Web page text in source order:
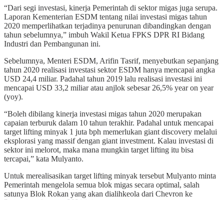
“Dari segi investasi, kinerja Pemerintah di sektor migas juga serupa.
Laporan Kementerian ESDM tentang nilai investasi migas tahun
2020 memperlihatkan terjadinya penurunan dibandingkan dengan
tahun sebelumnya,” imbuh Wakil Ketua FPKS DPR RI Bidang
Industri dan Pembangunan ini.
Sebelumnya, Menteri ESDM, Arifin Tasrif, menyebutkan sepanjang
tahun 2020 realisasi investasi sektor ESDM hanya mencapai angka
USD 24,4 miliar. Padahal tahun 2019 lalu realisasi investasi ini
mencapai USD 33,2 miliar atau anjlok sebesar 26,5% year on year
(yoy).
“Boleh dibilang kinerja investasi migas tahun 2020 merupakan
capaian terburuk dalam 10 tahun terakhir. Padahal untuk mencapai
target lifting minyak 1 juta bph memerlukan giant discovery melalui
eksplorasi yang massif dengan giant investment. Kalau investasi di
sektor ini melorot, maka mana mungkin target lifting itu bisa
tercapai,” kata Mulyanto.
Untuk merealisasikan target lifting minyak tersebut Mulyanto minta
Pemerintah mengelola semua blok migas secara optimal, salah
satunya Blok Rokan yang akan dialihkeola dari Chevron ke